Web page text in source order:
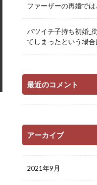
ファーザーの再婚では
バツイチ子持ち初婚_
てしまったという場合
最近のコメント
アーカイブ
2021年9月